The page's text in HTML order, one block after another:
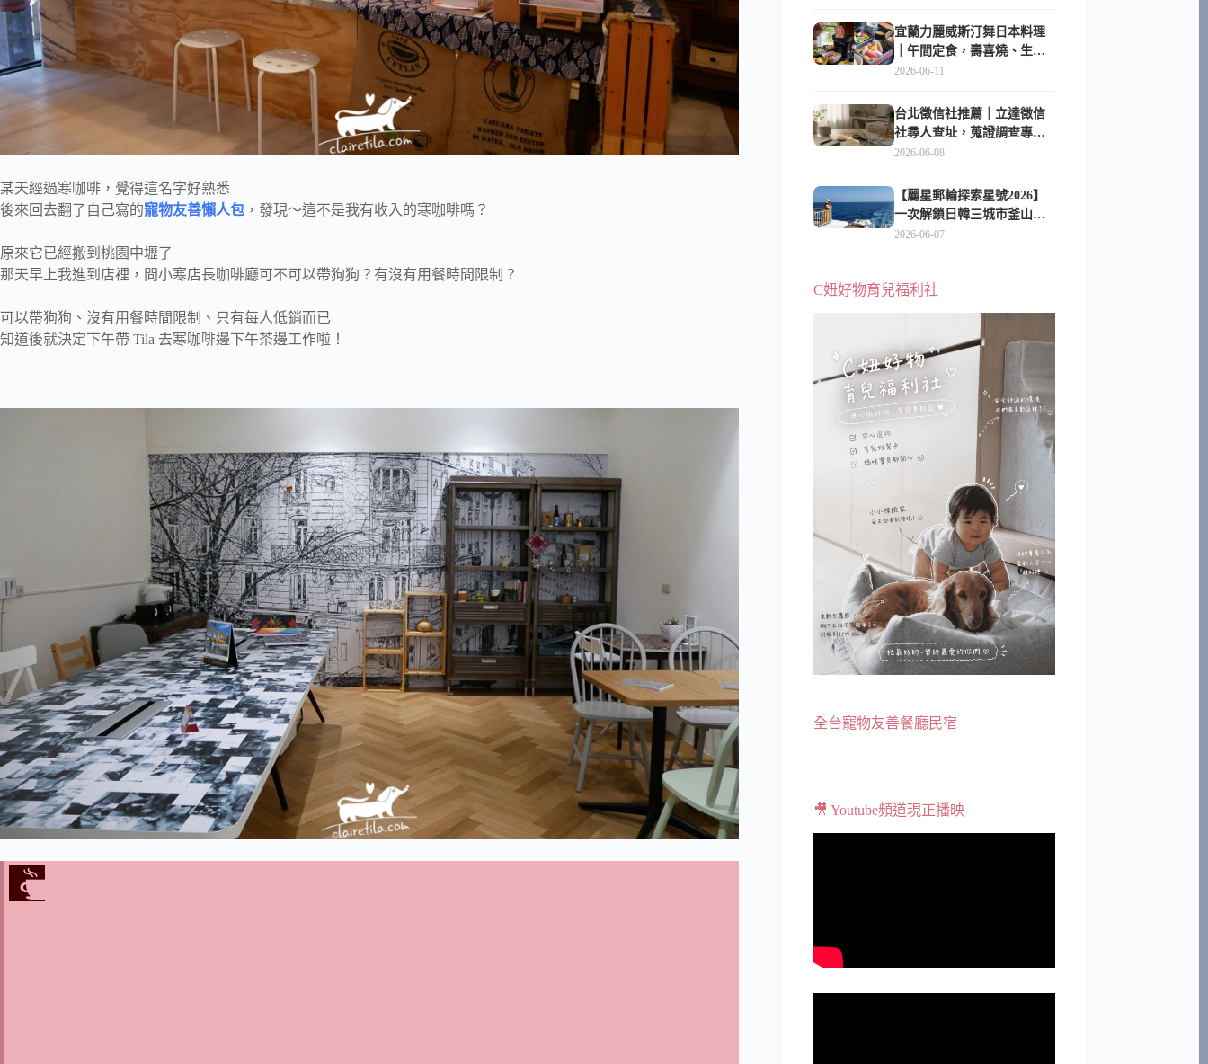
某天經過寒咖啡，覺得這名字好熟悉
後來回去翻了自己寫的寵物友善懶人包 ，發現～這不是我有收入的寒咖啡嗎？
原來它已經搬到桃園中壢了
那天早上我進到店裡，問小寒店長咖啡廳可不可以帶狗狗？有沒有用餐時間限制？
可以帶狗狗、沒有用餐時間限制、只有每人低銷而已
知道後就決定下午帶 Tila 去寒咖啡邊下午茶邊工作啦！
宜蘭力麗威斯汀舞日本料理
｜午間定食，壽喜燒、生魚
片與日式包廂空間
2026-06-11
台北徵信社推薦｜立達徵信
社尋人查址，蒐證調查專家
陪你找回失聯的家人
2026-06-08
【麗星郵輪探索星號2026】
一次解鎖日韓三城市釜山、
長崎、那霸｜餐點升級、表
2026-06-07
C妞好物育兒福利社
全台寵物友善餐廳民宿
🎥 Youtube頻道現正播映